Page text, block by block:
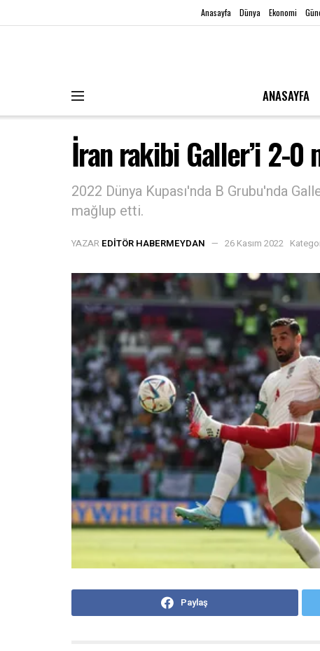
Anasayfa Dünya Ekonomi
ANASAYFA
İran rakibi Galler’i 2-
2022 Dünya Kupası'nda B Grubu'nda
mağlup etti.
YAZAR EDITÖR HABERMEYDAN 26 Kasım 2022
Paylaş